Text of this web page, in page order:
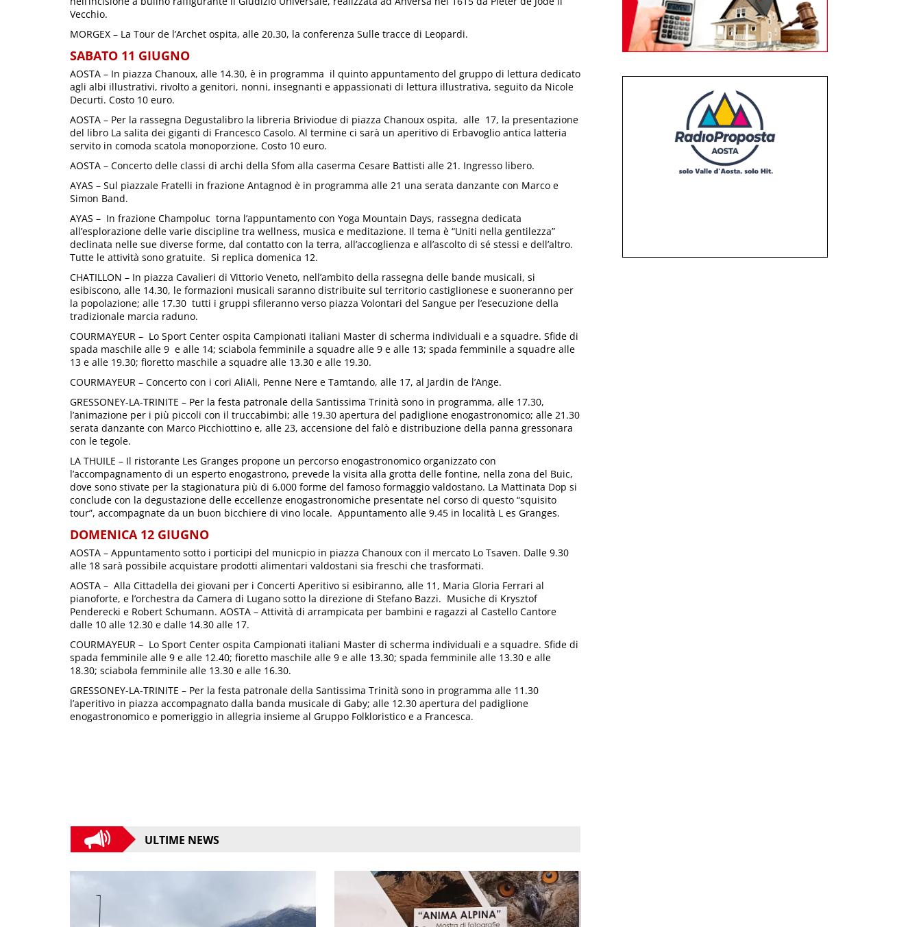
Vecchio.
MORGEX – La Tour de l’Archet ospita, alle 20.30, la conferenza Sulle tracce di Leopardi.
SABATO 11 GIUGNO
AOSTA – In piazza Chanoux, alle 14.30, è in programma il quinto appuntamento del gruppo di lettura dedicato
agli albi illustrativi, rivolto a genitori, nonni, insegnanti e appassionati di lettura illustrativa, seguito da Nicole
Decurti. Costo 10 euro.
AOSTA – Per la rassegna Degustalibro la libreria Briviodue di piazza Chanoux ospita, alle 17, la presentazione
del libro La salita dei giganti di Francesco Casolo. Al termine ci sarà un aperitivo di Erbavoglio antica latteria
servito in comoda scatola monoporzione. Costo 10 euro.
AOSTA – Concerto delle classi di archi della Sfom alla caserma Cesare Battisti alle 21. Ingresso libero.
AYAS – Sul piazzale Fratelli in frazione Antagnod è in programma alle 21 una serata danzante con Marco e
Simon Band.
AYAS – In frazione Champoluc torna l’appuntamento con Yoga Mountain Days, rassegna dedicata
all’esplorazione delle varie discipline tra wellness, musica e meditazione. Il tema è “Uniti nella gentilezza”
declinata nelle sue diverse forme, dal contatto con la terra, all’accoglienza e all’ascolto di sé stessi e dell’altro.
Tutte le attività sono gratuite. Si replica domenica 12.
CHATILLON – In piazza Cavalieri di Vittorio Veneto, nell’ambito della rassegna delle bande musicali, si
esibiscono, alle 14.30, le formazioni musicali saranno distribuite sul territorio castiglionese e suoneranno per
la popolazione; alle 17.30 tutti i gruppi sfileranno verso piazza Volontari del Sangue per l’esecuzione della
tradizionale marcia raduno.
COURMAYEUR – Lo Sport Center ospita Campionati italiani Master di scherma individuali e a squadre. Sfide di
spada maschile alle 9 e alle 14; sciabola femminile a squadre alle 9 e alle 13; spada femminile a squadre alle
13 e alle 19.30; fioretto maschile a squadre alle 13.30 e alle 19.30.
COURMAYEUR – Concerto con i cori AliAli, Penne Nere e Tamtando, alle 17, al Jardin de l’Ange.
GRESSONEY-LA-TRINITE – Per la festa patronale della Santissima Trinità sono in programma, alle 17.30,
l’animazione per i più piccoli con il truccabimbi; alle 19.30 apertura del padiglione enogastronomico; alle 21.30
serata danzante con Marco Picchiottino e, alle 23, accensione del falò e distribuzione della panna gressonara
con le tegole.
LA THUILE – Il ristorante Les Granges propone un percorso enogastronomico organizzato con
l’accompagnamento di un esperto enogastrono, prevede la visita alla grotta delle fontine, nella zona del Buic,
dove sono stivate per la stagionatura più di 6.000 forme del famoso formaggio valdostano. La Mattinata Dop si
conclude con la degustazione delle eccellenze enogastronomiche presentate nel corso di questo “squisito
tour”, accompagnate da un buon bicchiere di vino locale. Appuntamento alle 9.45 in località L es Granges.
DOMENICA 12 GIUGNO
AOSTA – Appuntamento sotto i porticipi del municpio in piazza Chanoux con il mercato Lo Tsaven. Dalle 9.30
alle 18 sarà possibile acquistare prodotti alimentari valdostani sia freschi che trasformati.
AOSTA – Alla Cittadella dei giovani per i Concerti Aperitivo si esibiranno, alle 11, Maria Gloria Ferrari al
pianoforte, e l’orchestra da Camera di Lugano sotto la direzione di Stefano Bazzi. Musiche di Krysztof
Penderecki e Robert Schumann. AOSTA – Attività di arrampicata per bambini e ragazzi al Castello Cantore
dalle 10 alle 12.30 e dalle 14.30 alle 17.
COURMAYEUR – Lo Sport Center ospita Campionati italiani Master di scherma individuali e a squadre. Sfide di
spada femminile alle 9 e alle 12.40; fioretto maschile alle 9 e alle 13.30; spada femminile alle 13.30 e alle
18.30; sciabola femminile alle 13.30 e alle 16.30.
GRESSONEY-LA-TRINITE – Per la festa patronale della Santissima Trinità sono in programma alle 11.30
l’aperitivo in piazza accompagnato dalla banda musicale di Gaby; alle 12.30 apertura del padiglione
enogastronomico e pomeriggio in allegria insieme al Gruppo Folkloristico e a Francesca.
ULTIME NEWS